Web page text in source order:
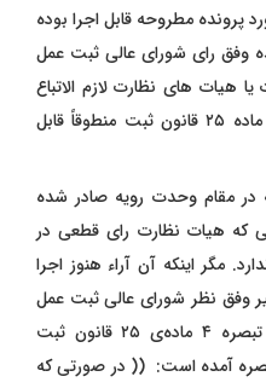
پرونده مطروحه قابل اجرا بوده
وفق رای شورای عالی ثبت عمل
هیات‌ های نظارت لازم‌ الاتباع
نیست. این امر از تبصره ۵ ماده ۲۵ قانون ثبت منطوقاً قابل
در مقام وحدت رویه صادر شده
که هیات نظارت رای قطعی در
مگر اینکه آن آراء هنوز اجرا
وفق نظر شورای عالی ثبت عمل
خواهد شد. این مطلب در تبصره ۴ ماده‌ی ۲۵ قانون ثبت
آمده است: (( در صورتی که